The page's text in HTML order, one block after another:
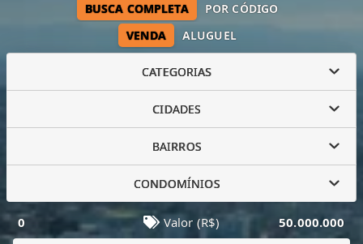
VENDA ALUGUEL
BUSCA COMPLETA POR CÓDIGO
CATEGORIAS
CIDADES
BAIRROS
CONDOMÍNIOS
0 Valor (R$) 50.000.000